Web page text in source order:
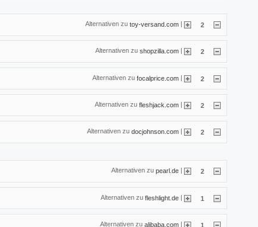
Alternativen zu toy-versand.com 2
Alternativen zu shopzilla.com 2
Alternativen zu focalprice.com | 2
Alternativen zu fleshjack.com | 2
Alternativen zu docjohnson.com | 2
Alternativen zu pearl.de 2
Alternativen zu fleshlight.de | 1
Alternativen zu alibaba.com | 1